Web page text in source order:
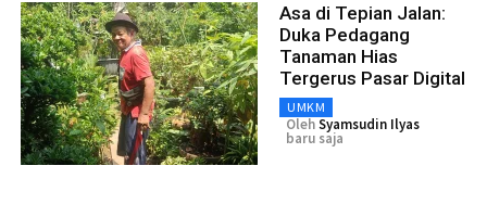
Asa di Tepian Jalan:
Duka Pedagang
Tanaman Hias
Tergerus Pasar Digital
UMKM
OlehSyamsudin Ilyas
baru saja